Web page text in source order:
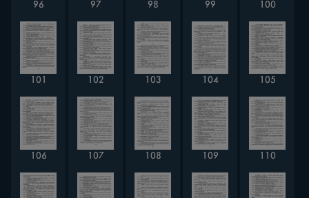
96 97 98 99 100
101 102 103 104 105
106 107 108 109 110